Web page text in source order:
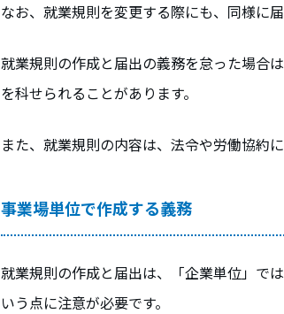
なお、就業規則を変更する際にも、同様に届
就業規則の作成と届出の義務を怠った場合は
を科せられることがあります。
また、就業規則の内容は、法令や労働協約
事業場単位で作成する義務
就業規則の作成と届出は、「企業単位」で
いう点に注意が必要です。